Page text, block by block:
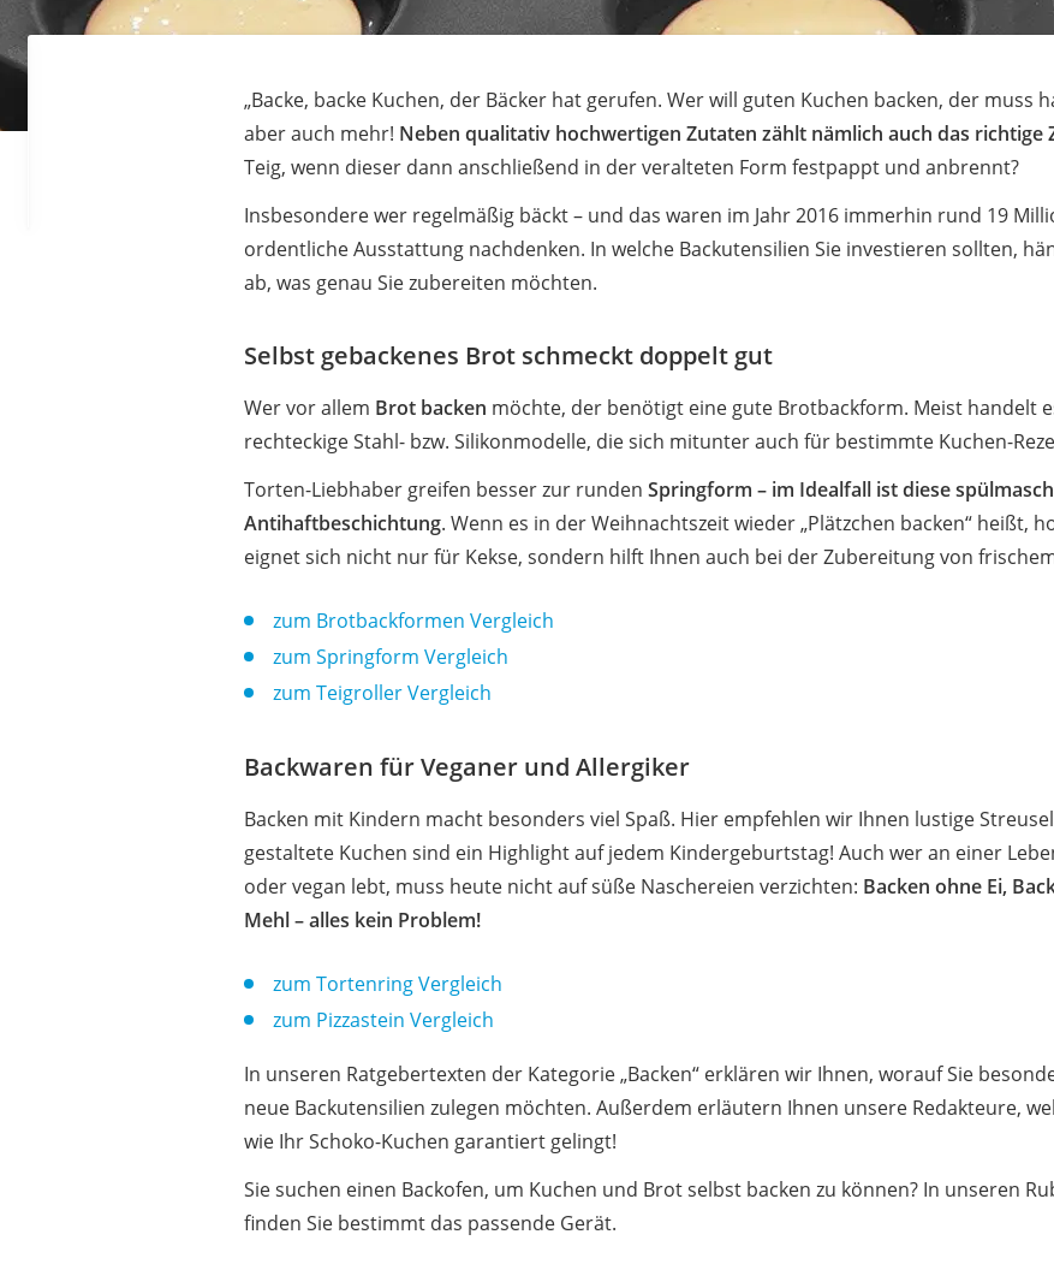
„Backe, backe Kuchen, der Bäcker hat gerufen. Wer will guten Kuchen backen, der muss
aber auch mehr! Neben qualitativ hochwertigen Zutaten zählt nämlich auch das richtige
Teig, wenn dieser dann anschließend in der veralteten Form festpappt und anbrennt?
Insbesondere wer regelmäßig bäckt – und das waren im Jahr 2016 immerhin rund 19
ordentliche Ausstattung nachdenken. In welche Backutensilien Sie investieren sollten,
ab, was genau Sie zubereiten möchten.
Selbst gebackenes Brot schmeckt doppelt gut
Wer vor allem Brot backen möchte, der benötigt eine gute Brotbackform. Meist handelt
rechteckige Stahl- bzw. Silikonmodelle, die sich mitunter auch für bestimmte Kuchen-
Torten-Liebhaber greifen besser zur rundenSpringform – im Idealfall ist diese
Antihaftbeschichtung. Wenn es in der Weihnachtszeit wieder „Plätzchen backen“ heißt,
eignet sich nicht nur für Kekse, sondern hilft Ihnen auch bei der Zubereitung von frischem
zum Brotbackformen Vergleich
zum Springform Vergleich
zum Teigroller Vergleich
Backwaren für Veganer und Allergiker
Backen mit Kindern macht besonders viel Spaß. Hier empfehlen wir Ihnen lustige
gestaltete Kuchen sind ein Highlight auf jedem Kindergeburtstag! Auch wer an einer
oder vegan lebt, muss heute nicht auf süße Naschereien verzichten: Backen ohne Ei,
Mehl – alles kein Problem!
zum Tortenring Vergleich
zum Pizzastein Vergleich
In unseren Ratgebertexten der Kategorie „Backen“ erklären wir Ihnen, worauf Sie
neue Backutensilien zulegen möchten. Außerdem erläutern Ihnen unsere Redakteure,
wie Ihr Schoko-Kuchen garantiert gelingt!
Sie suchen einen Backofen, um Kuchen und Brot selbst backen zu können? In unseren
finden Sie bestimmt das passende Gerät.